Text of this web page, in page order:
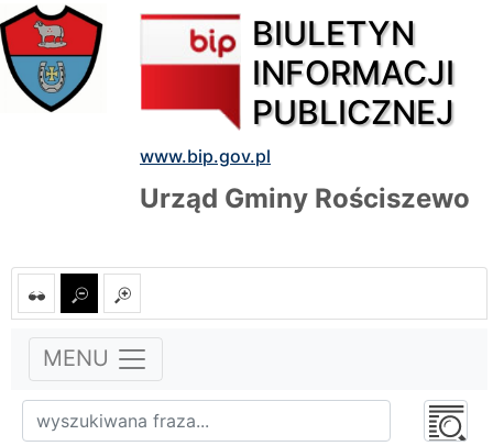
BIULETYN
INFORMACJI
PUBLICZNEJ
www.bip.gov.pl
Urząd Gminy Rościszewo
MENU